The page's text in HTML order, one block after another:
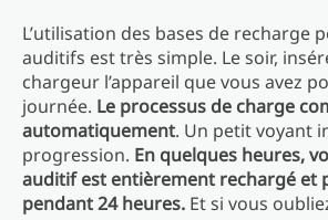
L’utilisation des bases de recharge
auditifs est très simple. Le soir,
chargeur l’appareil que vous avez
journée. Le processus de charge
automatiquement. Un petit voyant
progression. En quelques heures,
auditif est entièrement rechargé et
pendant 24 heures. Et si vous